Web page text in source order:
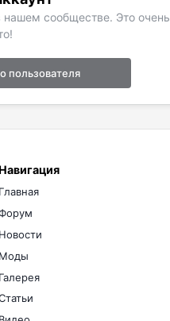
нашем сообществе. Это очень
пользователя
Главная
Новости
Моды
Галерея